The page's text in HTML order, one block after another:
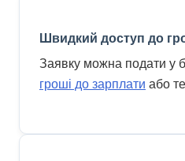
Швидкий доступ до
Заявку можна подати у
гроші до зарплати або